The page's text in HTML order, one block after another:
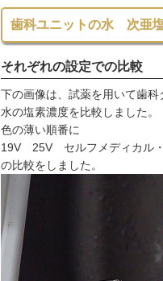
歯科ユニットの水 次亜
それぞれの設定での比較
下の画像は、試薬を用いて歯科
水の塩素濃度を比較しました。
色の薄い順番に
19V 25V セルフメディカル
の比較をしました。